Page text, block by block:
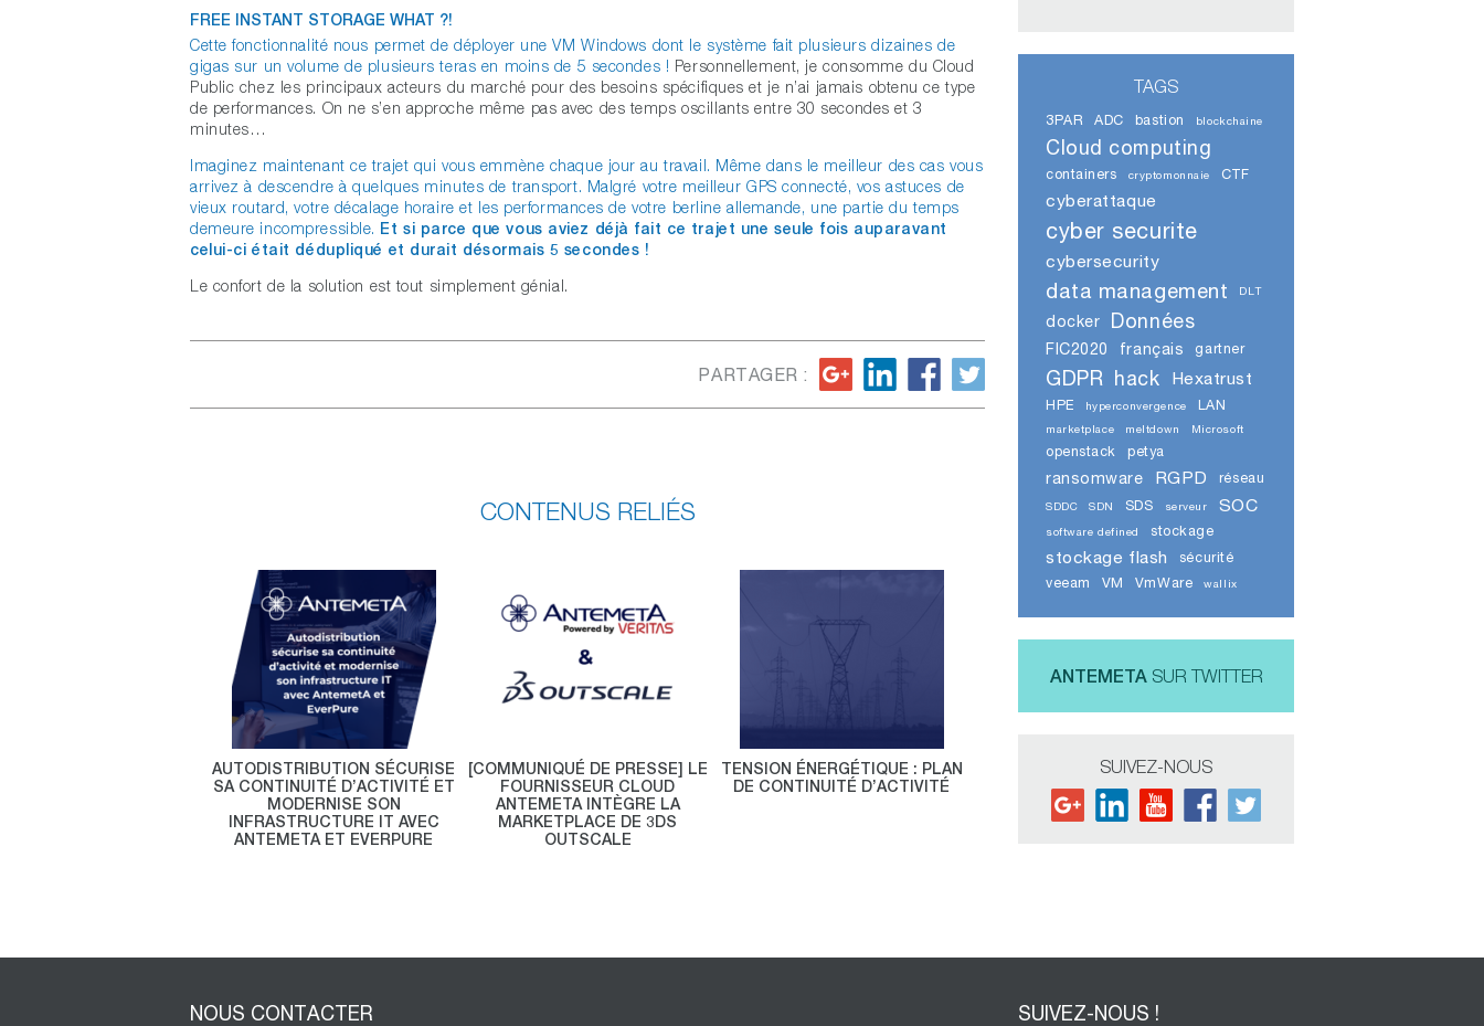
FREE INSTANT STORAGE WHAT ?!
Cette fonctionnalité nous permet de déployer une VM Windows dont le système fait plusieurs dizaines de
gigas sur un volume de plusieurs teras en moins de 5 secondes ! Personnellement, je consomme du Cloud
Public chez les principaux acteurs du marché pour des besoins spécifiques et je n’ai jamais obtenu ce type
de performances. On ne s’en approche même pas avec des temps oscillants entre 30 secondes et 3
minutes…
Imaginez maintenant ce trajet qui vous emmène chaque jour au travail. Même dans le meilleur des cas vous
arrivez à descendre à quelques minutes de transport. Malgré votre meilleur GPS connecté, vos astuces de
vieux routard, votre décalage horaire et les performances de votre berline allemande, une partie du temps
demeure incompressible. Et si parce que vous aviez déjà fait ce trajet une seule fois auparavant
celui-ci était dédupliqué et durait désormais 5 secondes !
Le confort de la solution est tout simplement génial.
PARTAGER :
CONTENUS RELIÉS
AUTODISTRIBUTION SÉCURISE
SA CONTINUITÉ D’ACTIVITÉ ET
MODERNISE SON
INFRASTRUCTURE IT AVEC
ANTEMETA ET EVERPURE
[COMMUNIQUÉ DE PRESSE] LE
FOURNISSEUR CLOUD
ANTEMETA INTÈGRE LA
MARKETPLACE DE 3DS
OUTSCALE
TENSION ÉNERGÉTIQUE : PLAN
DE CONTINUITÉ D’ACTIVITÉ
TAGS
3PAR ADC bastion blockchaine
Cloud computing
containers cryptomonnaie CTF
cyberattaque
cyber securite
cybersecurity
data management DLT
docker Données
FIC2020 français gartner
GDPR hack Hexatrust
HPE hyperconvergence LAN
marketplace meltdown Microsoft
openstack petya
ransomware RGPD réseau
SDDC SDN SDS serveur SOC
software defined stockage
stockage flash
sécurité
veeam
VM VmWare wallix
ANTEMETASUR TWITTER
SUIVEZ-NOUS
NOUS CONTACTER SUIVEZ-NOUS !